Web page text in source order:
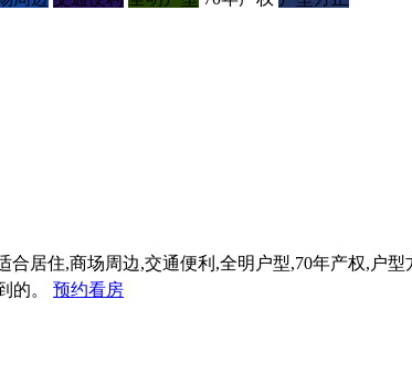
居住,商场周边,交通便利,全明户型,70年产权,户型
的。 预约看房